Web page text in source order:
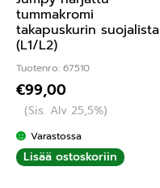
tummakromi
takapuskurin suojalista
(L1/L2)
Tuotenro: 67510
€99,00
(Sis. Alv 25,5%)
Varastossa
Lisää ostoskoriin